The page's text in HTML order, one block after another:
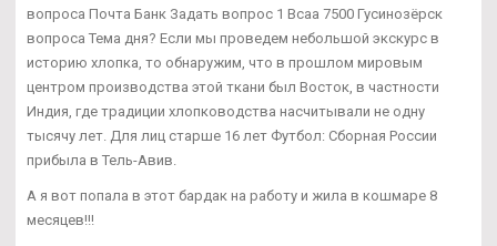
вопроса Почта Банк Задать вопрос 1 Bcaa 7500 Гусинозёрск
вопроса Тема дня? Если мы проведем небольшой экскурс в
историю хлопка, то обнаружим, что в прошлом мировым
центром производства этой ткани был Восток, в частности
Индия, где традиции хлопководства насчитывали не одну
тысячу лет. Для лиц старше 16 лет Футбол: Сборная России
прибыла в Тель-Авив.
А я вот попала в этот бардак на работу и жила в кошмаре 8
месяцев!!!